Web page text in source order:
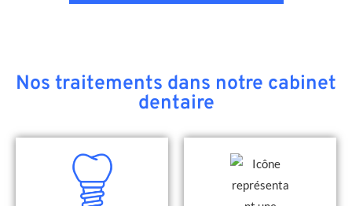
Nos traitements dans notre cabinet
dentaire